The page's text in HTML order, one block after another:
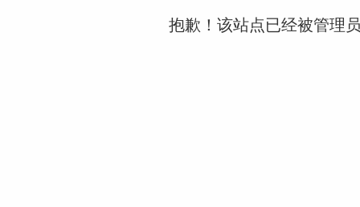
抱歉！该站点已经被管理